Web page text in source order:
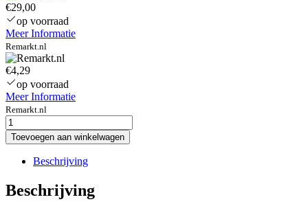
€29,00
op voorraad
Meer Informatie
Remarkt.nl
€4,29
op voorraad
Meer Informatie
Remarkt.nl
dell-
optiplex-
3010-
tower-
core-
i3-
Toevoegen aan winkelwagen
Beschrijving
Beschrijving